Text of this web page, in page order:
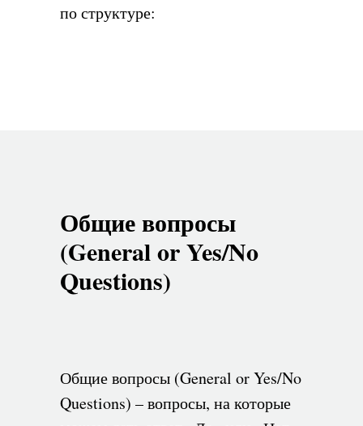
по структуре:
Общие вопросы
(General or Yes/No
Questions)
Общие вопросы (General or Yes/No
Questions) – вопросы, на которые